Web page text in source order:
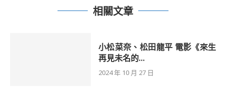
相關文章
小松菜奈、松田龍平 電影《來生
再見未名的...
2024 年 10 月 27 日